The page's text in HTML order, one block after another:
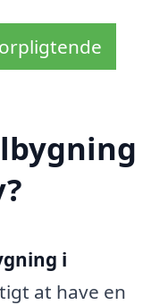
i
at have en